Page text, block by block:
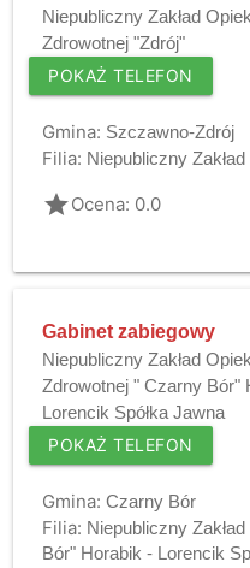
Niepubliczny Zakład
Zdrowotnej "Zdrój"
POKAŻ TELEFON
Gmina: Szczawno-Zdrój
Filia: Niepubliczny
gradeOcena: 0.0
Gabinet zabiegowy
Niepubliczny Zakład
Zdrowotnej " Czarny Bór"
Lorencik Spółka Jawna
POKAŻ TELEFON
Gmina: Czarny Bór
Filia: Niepubliczny
Bór" Horabik - Lorencik